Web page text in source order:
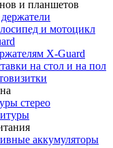
и планшетов
и мотоцикл
X-Guard
на стол и на пол
стерео
аккумуляторы